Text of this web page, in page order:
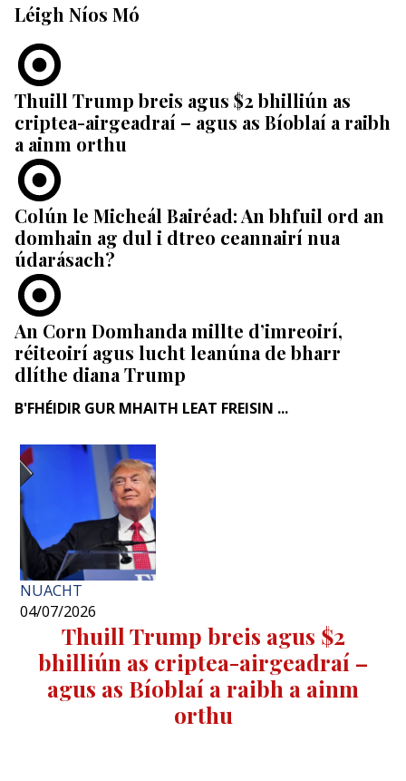
Léigh Níos Mó
Thuill Trump breis agus $2 bhilliún as
criptea-airgeadraí – agus as Bíoblaí a raibh
a ainm orthu
Colún le Micheál Bairéad: An bhfuil ord an
domhain ag dul i dtreo ceannairí nua
údarásach?
An Corn Domhanda millte d’imreoirí,
réiteoirí agus lucht leanúna de bharr
dlíthe diana Trump
B'FHÉIDIR GUR MHAITH LEAT FREISIN ...
NUACHT
04/07/2026
Thuill Trump breis agus $2
bhilliún as criptea-airgeadraí –
agus as Bíoblaí a raibh a ainm
orthu